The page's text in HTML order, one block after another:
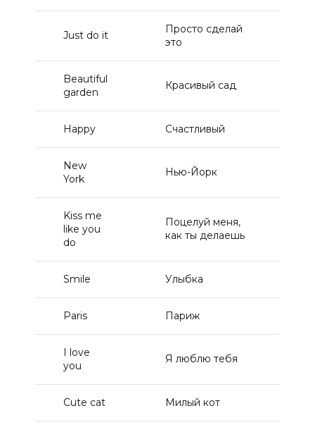
Just do it
Просто сделай
это
Beautiful
garden
Красивый сад
Happy Счастливый
New
York
Нью-Йорк
Kiss me
like you
do
Поцелуй меня,
как ты делаешь
Smile Улыбка
Paris Париж
I love
you
Я люблю тебя
Сute cat Милый кот